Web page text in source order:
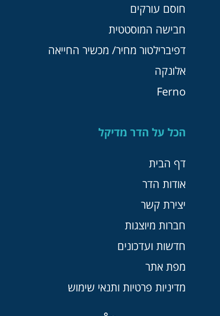
חוסם עורקים
חבישה המוסטטית
דפיברילטור מחיר/ מכשיר החייאה
אלונקה
Ferno
הכל על הדר מדיקל
דף הבית
אודות הדר
יצירת קשר
חברות מיוצגות
חדשות ועדכונים
מפת אתר
מדיניות פרטיות ותנאי שימוש